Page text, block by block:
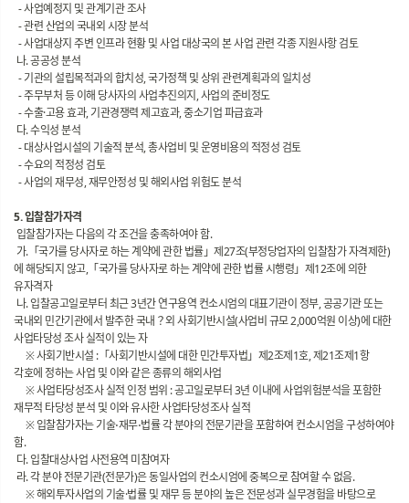
- 사업예정지 및 관계기관 조사
- 관련 산업의 국내외 시장 분석
- 사업대상지 주변 인프라 현황 및 사업 대상국의 본 사업 관련 각종 지원사항 검토
나. 공공성 분석
- 기관의 설립목적과의 합치성, 국가정책 및 상위 관련계획과의 일치성
- 주무부처 등 이해 당사자의 사업추진의지, 사업의 준비정도
- 수출·고용 효과, 기관경쟁력 제고효과, 중소기업 파급효과
다. 수익성 분석
- 대상사업시설의 기술적 분석, 총사업비 및 운영비용의 적정성 검토
- 수요의 적정성 검토
- 사업의 재무성, 재무안정성 및 해외사업 위험도 분석
5. 입찰참가자격
입찰참가자는 다음의 각 조건을 충족하여야 함.
가.「국가를 당사자로 하는 계약에 관한 법률」제27조(부정당업자의 입찰참가 자격제한)
에 해당되지 않고,「국가를 당사자로 하는 계약에 관한 법률 시행령」제12조에 의한
유자격자
나. 입찰공고일로부터 최근 3년간 연구용역 컨소시엄의 대표기관이 정부, 공공기관 또는
국내외 민간기관에서 발주한 국내？외 사회기반시설(사업비 규모 2,000억원 이상)에 대한
사업타당성 조사 실적이 있는 자
※ 사회기반시설 :「사회기반시설에 대한 민간투자법」제2조제1호, 제21조제1항
각호에 정하는 사업 및 이와 같은 종류의 해외사업
※ 사업타당성조사 실적 인정 범위 : 공고일로부터 3년 이내에 사업위험분석을 포함한
재무적 타당성 분석 및 이와 유사한 사업타당성조사 실적
※ 입찰참가자는 기술⋅재무⋅법률 각 분야의 전문기관을 포함하여 컨소시엄을 구성하여야
함.
다. 입찰대상사업 사전용역 미참여자
라. 각 분야 전문기관(전문가)은 동일사업의 컨소시엄에 중복으로 참여할 수 없음.
※ 해외투자사업의 기술·법률 및 재무 등 분야의 높은 전문성과 실무경험을 바탕으로